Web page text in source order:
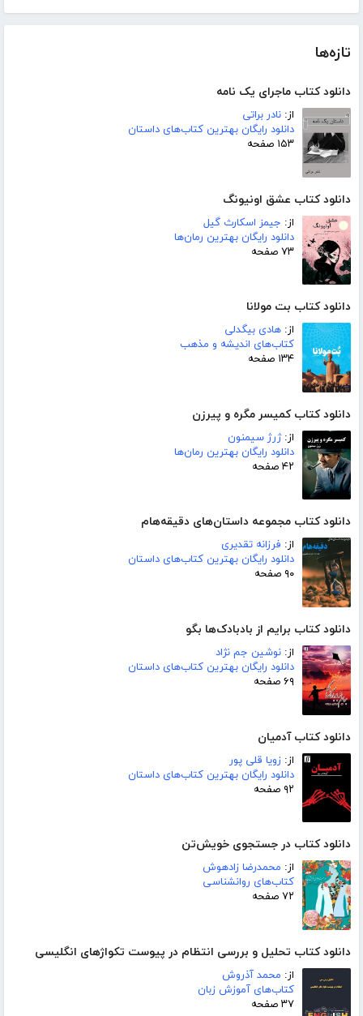
تازه‌ها
دانلود کتاب ماجرای یک نامه
از: نادر براتی
دانلود رایگان بهترین کتاب‌های داستان
۱۵۳ صفحه
دانلود کتاب عشق اونیونگ
از: جیمز اسکارث گیل
دانلود رایگان بهترین رمان‌ها
۷۳ صفحه
دانلود کتاب بت مولانا
از: هادی بیگدلی
کتاب‌های اندیشه و مذهب
۱۳۴ صفحه
دانلود کتاب کمیسر مگره و پیرزن
از:ژرژ سیمنون
دانلود رایگان بهترین رمان‌ها
۴۲ صفحه
دانلود کتاب مجموعه داستان‌های دقیقه‌هام
از: فرزانه تقدیری
دانلود رایگان بهترین کتاب‌های داستان
۹۰ صفحه
دانلود کتاب برایم از بادبادک‌ها بگو
از: نوشین جم نژاد
دانلود رایگان بهترین کتاب‌های داستان
۶۹ صفحه
دانلود کتاب آدمیان
از: زویا قلی پور
دانلود رایگان بهترین کتاب‌های داستان
۹۲ صفحه
دانلود کتاب در جستجوی خویش‌تن
از: محمدرضا زادهوش
کتاب‌های روانشناسی
۷۲ صفحه
دانلود کتاب تحلیل و بررسی انتظام در پیوست تکواژهای انگلیسی
از: محمد آذروش
کتاب‌های آموزش زبان
۳۷ صفحه